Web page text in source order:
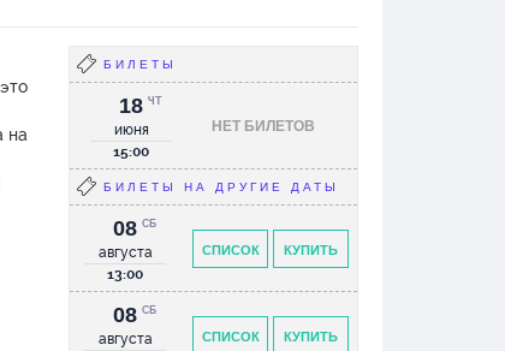
на
БИЛЕТЫ
НЕТ БИЛЕТОВ
18
июня
ЧТ
15:00
БИЛЕТЫ НА ДРУГИЕ ДАТЫ
КУПИТЬ
СПИСОК
08
августа
СБ
13:00
КУПИТЬ
СПИСОК
08
августа
СБ